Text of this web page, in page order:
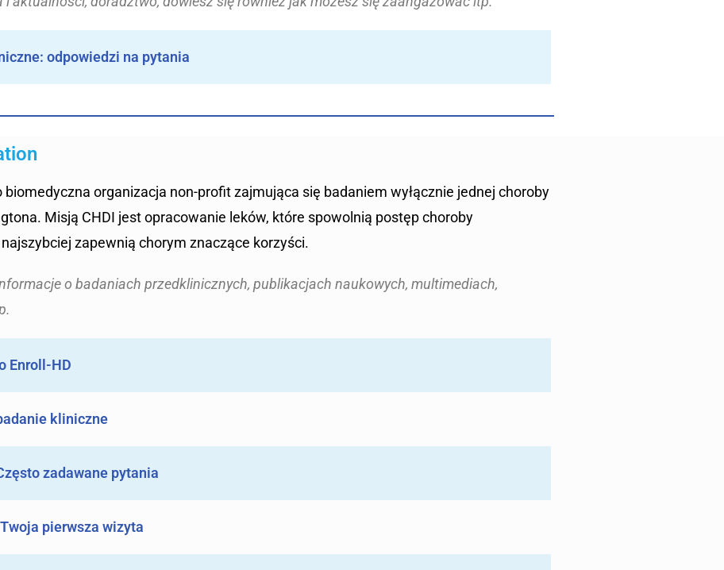
odpowiedzi na pytania
biomedyczna organizacja non-profit zajmująca się badaniem wyłącznie jednej choroby
Misją CHDI jest opracowanie leków, które spowolnią postęp choroby
zapewnią chorym znaczące korzyści.
o badaniach przedklinicznych, publikacjach naukowych, multimediach,
Enroll-HD
kliniczne
zadawane pytania
pierwsza wizyta